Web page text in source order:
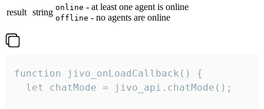
result string online - at least one agent is online
offline - no agents are online
function jivo_onLoadCallback() {
  let chatMode = jivo_api.chatMode();